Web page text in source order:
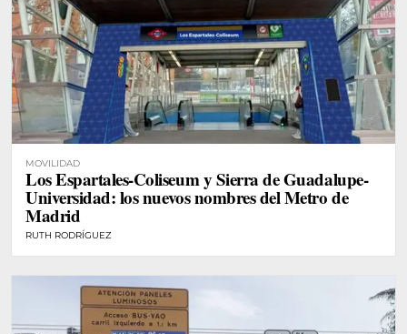
MOVILIDAD
Los Espartales-Coliseum y Sierra de Guadalupe-
Universidad: los nuevos nombres del Metro de
Madrid
RUTH RODRÍGUEZ